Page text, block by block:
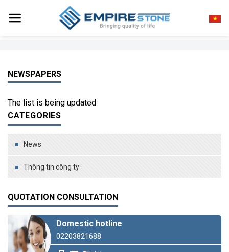
NEWSPAPERS
The list is being updated
CATEGORIES
News
Thông tin công ty
QUOTATION CONSULTATION
Domestic hotline
02203821688